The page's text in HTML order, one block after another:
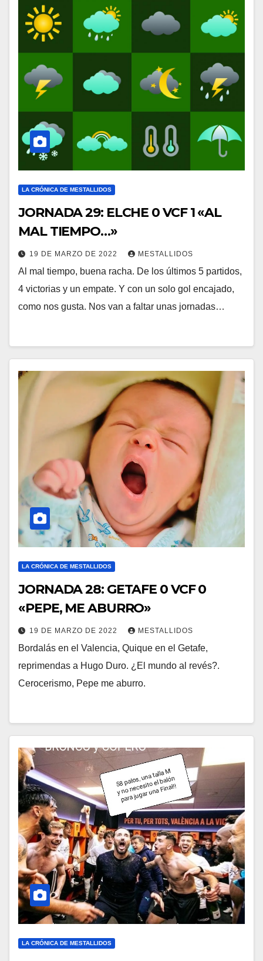
LA CRÓNICA DE MESTALLIDOS
JORNADA 29: ELCHE 0 VCF 1 «AL
MAL TIEMPO…»
19 DE MARZO DE 2022 MESTALLIDOS
Al mal tiempo, buena racha. De los últimos 5 partidos,
4 victorias y un empate. Y con un solo gol encajado,
como nos gusta. Nos van a faltar unas jornadas…
LA CRÓNICA DE MESTALLIDOS
JORNADA 28: GETAFE 0 VCF 0
«PEPE, ME ABURRO»
19 DE MARZO DE 2022 MESTALLIDOS
Bordalás en el Valencia, Quique en el Getafe,
reprimendas a Hugo Duro. ¿El mundo al revés?.
Cerocerismo, Pepe me aburro.
LA CRÓNICA DE MESTALLIDOS